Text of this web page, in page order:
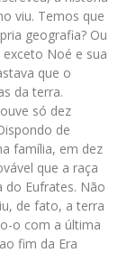
viu. Temos que
geografia? Ou
Noé e sua
que o
da terra.
só dez
de
família, em dez
que a raça
do Eufrates. Não
de fato, a terra
o com a última
fim da Era